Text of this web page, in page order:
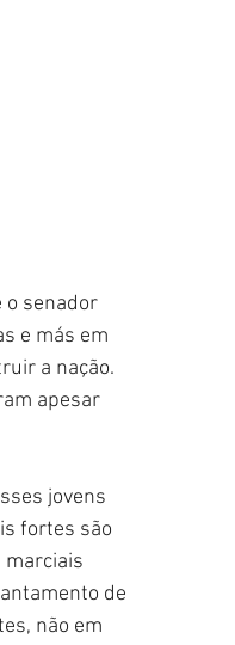
o senador
e más em
a nação.
apesar
jovens
fortes são
marciais
de
não em